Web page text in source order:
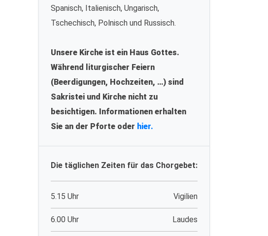
Spanisch, Italienisch, Ungarisch,
Tschechisch, Polnisch und Russisch.
Unsere Kirche ist ein Haus Gottes.
Während liturgischer Feiern
(Beerdigungen, Hochzeiten, …) sind
Sakristei und Kirche nicht zu
besichtigen. Informationen erhalten
Sie an der Pforte oder hier.
Die täglichen Zeiten für das Chorgebet:
5.15 Uhr Vigilien
6.00 Uhr Laudes